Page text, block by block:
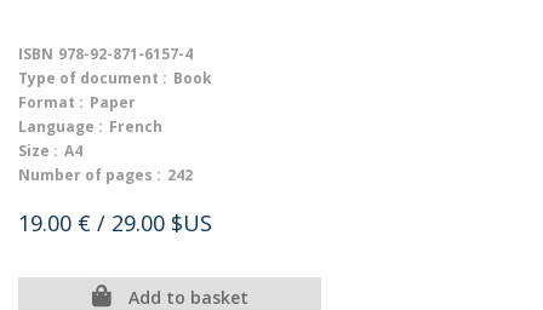
ISBN 978-92-871-6157-4
Type of document : Book
Format : Paper
Language : French
Size : A4
Number of pages : 242
19.00 € / 29.00 $US
Add to basket